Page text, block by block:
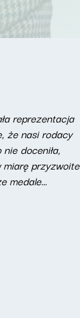
reprezentacja
że nasi rodacy
doceniła,
miarę przyzwoite
medale…